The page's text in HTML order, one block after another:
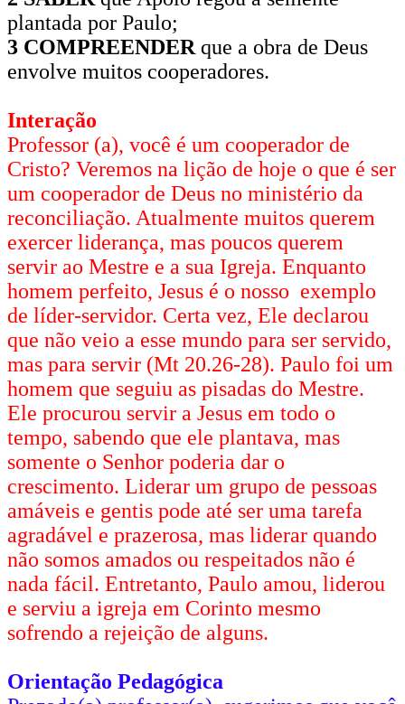
plantada por Paulo;
3 COMPREENDER que a obra de Deus
envolve muitos cooperadores.
Interação
Professor (a), você é um cooperador de
Cristo? Veremos na lição de hoje o que é ser
um cooperador de Deus no ministério da
reconciliação. Atualmente muitos querem
exercer liderança, mas poucos querem
servir ao Mestre e a sua Igreja. Enquanto
homem perfeito, Jesus é o nosso exemplo
de líder-servidor. Certa vez, Ele declarou
que não veio a esse mundo para ser servido,
mas para servir (Mt 20.26-28). Paulo foi um
homem que seguiu as pisadas do Mestre.
Ele procurou servir a Jesus em todo o
tempo, sabendo que ele plantava, mas
somente o Senhor poderia dar o
crescimento. Liderar um grupo de pessoas
amáveis e gentis pode até ser uma tarefa
agradável e prazerosa, mas liderar quando
não somos amados ou respeitados não é
nada fácil. Entretanto, Paulo amou, liderou
e serviu a igreja em Corinto mesmo
sofrendo a rejeição de alguns.
Orientação Pedagógica